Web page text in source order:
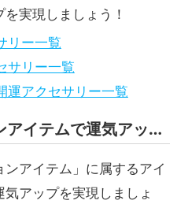
実現しましょう！
リー一覧
サリー一覧
運アクセサリー一覧
プ！(金運, 仕事運, 総合運・全体運)
アイテム」に属するアイ
アップを実現しましょ